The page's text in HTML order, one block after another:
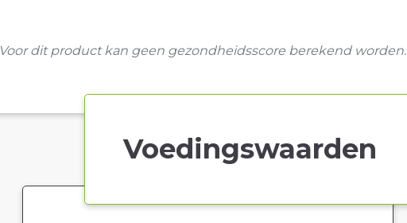
Voor dit product kan geen gezondheidsscore berekend worden.
Voedingswaarden